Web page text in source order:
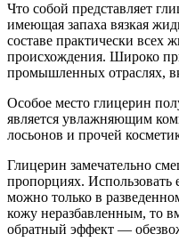
Что собой представляет
имеющая запаха вязкая
составе практически всех
происхождения. Широко
промышленных отраслях,
Особое место глицерин
является увлажняющим
лосьонов и прочей
Глицерин замечательно
пропорциях. Использовать
можно только в
кожу неразбавленным, то
обратный эффект —